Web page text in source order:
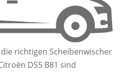
richtigen Scheibenwischer
DS5 B81 sind